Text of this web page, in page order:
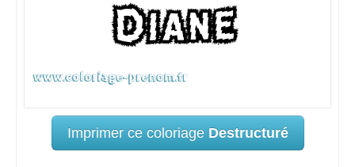
Imprimer ce coloriage Destructuré